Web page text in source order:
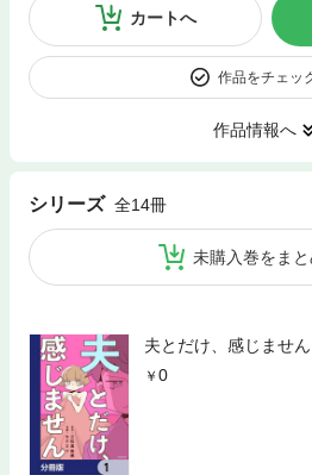
カートへ
作品をチェッ
作品情報へ
シリーズ 全14冊
未購入巻をまと
夫とだけ、感じませ
0